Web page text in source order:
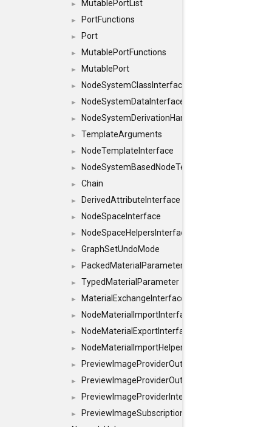
► MutablePortList
► PortFunctions
► Port
► MutablePortFunctions
► MutablePort
► NodeSystemClassInterface
► NodeSystemDataInterface
► NodeSystemDerivationHandlerInterface
► TemplateArguments
► NodeTemplateInterface
► NodeSystemBasedNodeTemplateInterface
► Chain
► DerivedAttributeInterface
► NodeSpaceInterface
► NodeSpaceHelpersInterface
► GraphSetUndoMode
► PackedMaterialParameter
► TypedMaterialParameter
► MaterialExchangeInterface
► NodeMaterialImportInterface
► NodeMaterialExportInterface
► NodeMaterialImportHelperInterface
► PreviewImageProviderOutputImage
► PreviewImageProviderOutput
► PreviewImageProviderInterface
► PreviewImageSubscriptionInterface